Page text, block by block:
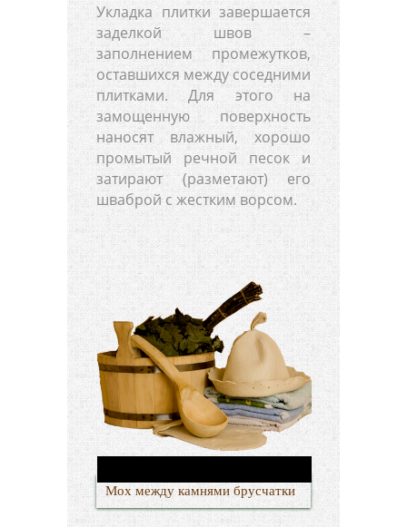
Укладка плитки завершается
заделкой швов –
заполнением промежутков,
оставшихся между соседними
плитками. Для этого на
замощенную поверхность
наносят влажный, хорошо
промытый речной песок и
затирают (разметают) его
шваброй с жестким ворсом.
Мох между камнями брусчатки